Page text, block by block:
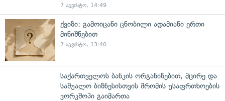
7 აგვისტო, 14:49
ქვიზი: გამოიცანი ცნობილი ადამიანი ერთი
მინიშნებით
7 აგვისტო, 13:40
საქართველოს ბანკის ორგანიზებით, მცირე და
საშუალო ბიზნესისთვის შრომის უსაფრთხოების
ვორკშოპი გაიმართა